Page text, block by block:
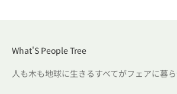
What'S People Tree
人も木も地球に生きるすべてがフェアに暮ら